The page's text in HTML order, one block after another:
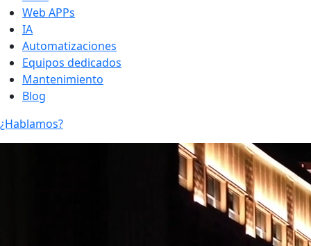
Web APPs
IA
Automatizaciones
Equipos dedicados
Mantenimiento
Blog
¿Hablamos?